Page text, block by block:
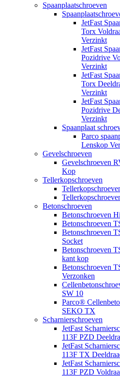
Spaanplaatschroeven
JetFast
Torx
Verzinkt
JetFast
Pozidrive
Verzinkt
JetFast
Torx
Verzinkt
JetFast
Pozidrive
Verzinkt
Spaanplaat
Parco
Lenskop
Gevelschroeven
Gevelschroeven
Kop
Tellerkopschroeven
Betonschroeven
Betonschroeven
Betonschroeven
Betonschroeven
Socket
Betonschroeven
kant kop
Betonschroeven
Verzonken
SW 10
Parco®
SEKO TX
Scharnierschroeven
JetFast
113F PZD
JetFast
113F TX
JetFast
113F PZD